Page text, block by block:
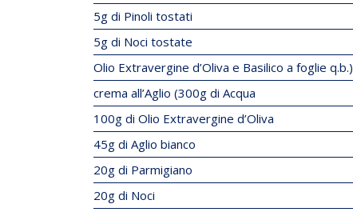
5g di Pinoli tostati
5g di Noci tostate
Olio Extravergine d’Oliva e Basilico a foglie q.b.)
crema all’Aglio (300g di Acqua
100g di Olio Extravergine d’Oliva
45g di Aglio bianco
20g di Parmigiano
20g di Noci